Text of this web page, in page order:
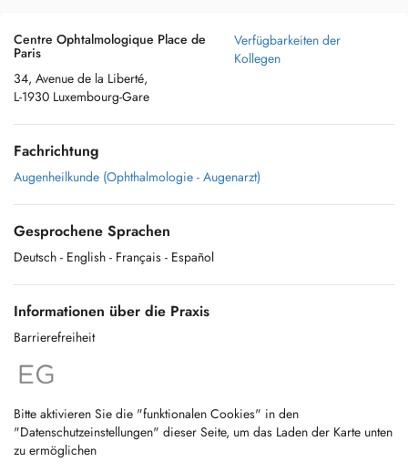
Centre Ophtalmologique Place de
Paris
34, Avenue de la Liberté,
L-1930 Luxembourg-Gare
Verfügbarkeiten der
Kollegen
Fachrichtung
Augenheilkunde (Ophthalmologie - Augenarzt)
Gesprochene Sprachen
Deutsch - English - Français - Español
Informationen über die Praxis
Barrierefreiheit
Bitte aktivieren Sie die "funktionalen Cookies" in den
"Datenschutzeinstellungen" dieser Seite, um das Laden der Karte unten
zu ermöglichen